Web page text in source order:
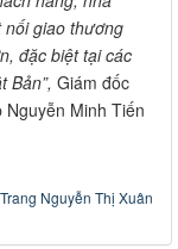
nối giao thương
đặc biệt tại các
Bản”, Giám đốc
Minh Tiến
Trang Nguyễn Thị Xuân